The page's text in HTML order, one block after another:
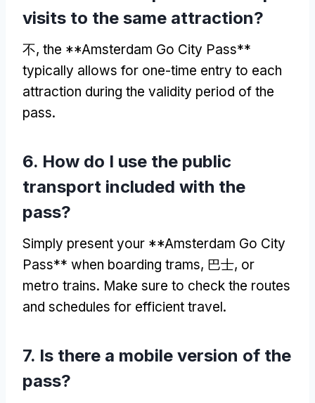
visits to the same attraction?
不, the **Amsterdam Go City Pass**
typically allows for one-time entry to each
attraction during the validity period of the
pass.
6. How do I use the public
transport included with the
pass?
Simply present your **Amsterdam Go City
Pass** when boarding trams, 巴士, or
metro trains. Make sure to check the routes
and schedules for efficient travel.
7. Is there a mobile version of the
pass?